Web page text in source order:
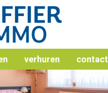
verhuren contact